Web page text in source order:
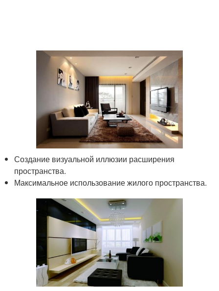
Создание визуальной иллюзии расширения
пространства.
Максимальное использование жилого пространства.